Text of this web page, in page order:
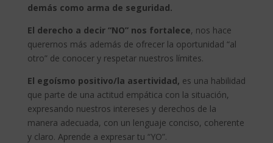
demás como arma de seguridad.
El derecho a decir “NO” nos fortalece, nos hace
querernos más además de ofrecer la oportunidad “al
otro” de conocer y respetar nuestros límites.
El egoísmo positivo/la asertividad, es una habilidad
que parte de una actitud empática con la situación,
expresando nuestros intereses y derechos de la
manera adecuada, con un lenguaje conciso, coherente
y claro. Aprende a expresar tu “YO”.